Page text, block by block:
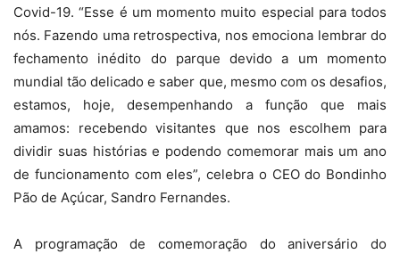
Covid-19. “Esse é um momento muito especial para todos
nós. Fazendo uma retrospectiva, nos emociona lembrar do
fechamento inédito do parque devido a um momento
mundial tão delicado e saber que, mesmo com os desafios,
estamos, hoje, desempenhando a função que mais
amamos: recebendo visitantes que nos escolhem para
dividir suas histórias e podendo comemorar mais um ano
de funcionamento com eles”, celebra o CEO do Bondinho
Pão de Açúcar, Sandro Fernandes.
A programação de comemoração do aniversário do